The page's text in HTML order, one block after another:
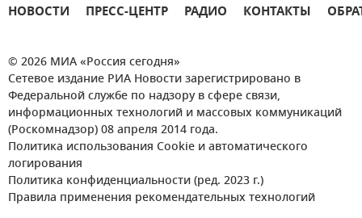
НОВОСТИ ПРЕСС-ЦЕНТР РАДИО КОНТАКТЫ
© 2026 МИА «Россия сегодня»
Сетевое издание РИА Новости зарегистрировано в
Федеральной службе по надзору в сфере связи,
информационных технологий и массовых коммуникаций
(Роскомнадзор) 08 апреля 2014 года.
Политика использования Cookie и автоматического
логирования
Политика конфиденциальности (ред. 2023 г.)
Правила применения рекомендательных технологий